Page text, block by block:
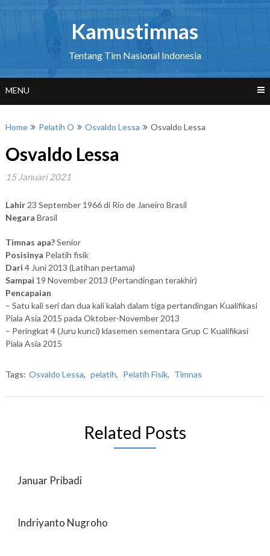
Kamustimnas
Tentang Tim Nasional Indonesia
MENU
Home Pelatih O Osvaldo Lessa Osvaldo Lessa
Osvaldo Lessa
15 Januari 2021
Lahir23 September 1966 di Rio de Janeiro Brasil
Negara Brasil
Timnas apa?Senior
Posisinya Pelatih fisik
Dari 4 Juni 2013 (Latihan pertama)
Sampai 19 November 2013 (Pertandingan terakhir)
Pencapaian
– Satu kali seri dan dua kali kalah dalam tiga pertandingan Kualifikasi
Piala Asia 2015 pada Oktober-November 2013
– Peringkat 4 (Juru kunci) klasemen sementara Grup C Kualifikasi
Piala Asia 2015
Tags: Osvaldo Lessa, pelatih, Pelatih Fisik, Timnas
Related Posts
Januar Pribadi
Indriyanto Nugroho